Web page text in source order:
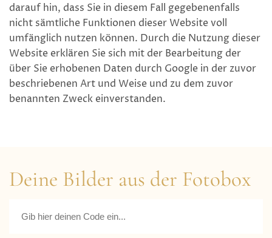
darauf hin, dass Sie in diesem Fall gegebenenfalls
nicht sämtliche Funktionen dieser Website voll
umfänglich nutzen können. Durch die Nutzung dieser
Website erklären Sie sich mit der Bearbeitung der
über Sie erhobenen Daten durch Google in der zuvor
beschriebenen Art und Weise und zu dem zuvor
benannten Zweck einverstanden.
Deine Bilder aus der Fotobox